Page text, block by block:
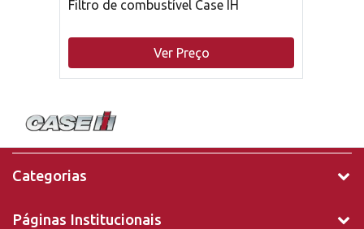
Filtro de combustível Case IH
Ver Preço
Categorias
Páginas Institucionais